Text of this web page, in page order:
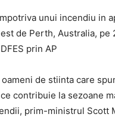
unui incendiu in
de Perth, Australia, pe
prin AP
de stiinta care
contribuie la sezoane
prim-ministrul Scott